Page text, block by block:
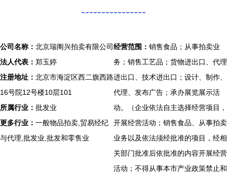
----------------
公司名称： 北京瑞阁兴拍卖有限公司
法人代表： 郑玉婷
注册地址： 北京市海淀区西二旗西路
16号院12号楼10层101
所属行业： 批发业
更多行业： 一般物品拍卖,贸易经纪
与代理,批发业,批发和零售业
经营范围： 销售食品；从事拍卖业
务；销售工艺品；货物进出口、代理
进出口、技术进出口；设计、制作、
代理、发布广告；承办展览展示活
动。（企业依法自主选择经营项目，
开展经营活动；销售食品、从事拍卖
业务以及依法须经批准的项目，经相
关部门批准后依批准的内容开展经营
活动；不得从事本市产业政策禁止和